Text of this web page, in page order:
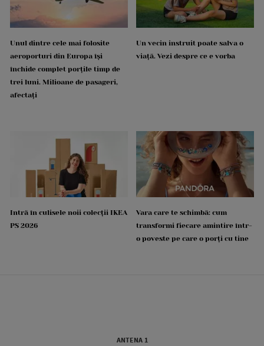
Unul dintre cele mai folosite
aeroporturi din Europa își
închide complet porțile timp de
trei luni. Milioane de pasageri,
afectați
Un vecin instruit poate salva o
viață. Vezi despre ce e vorba
Intră în culisele noii colecții IKEA
PS 2026
Vara care te schimbă: cum
transformi fiecare amintire într-
o poveste pe care o porți cu tine
ANTENA 1